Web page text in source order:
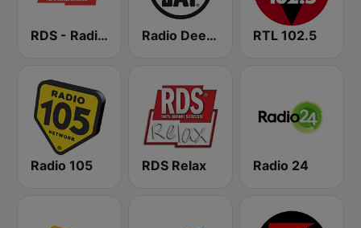
RDS - Radio Dimensione Suono Radio Deejay RTL 102.5
Radio 105 RDS Relax Radio 24